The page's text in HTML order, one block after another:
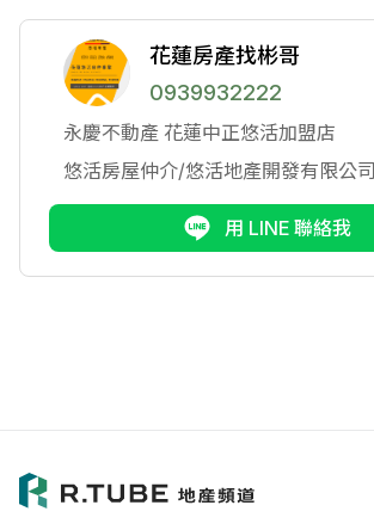
花蓮房產找彬哥
0939932222
永慶不動產 花蓮中正悠活加盟店
悠活房屋仲介/悠活地產開發有限公司
用 LINE 聯絡我